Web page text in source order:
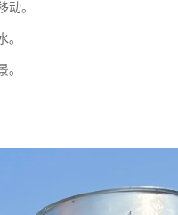
动。
。
。